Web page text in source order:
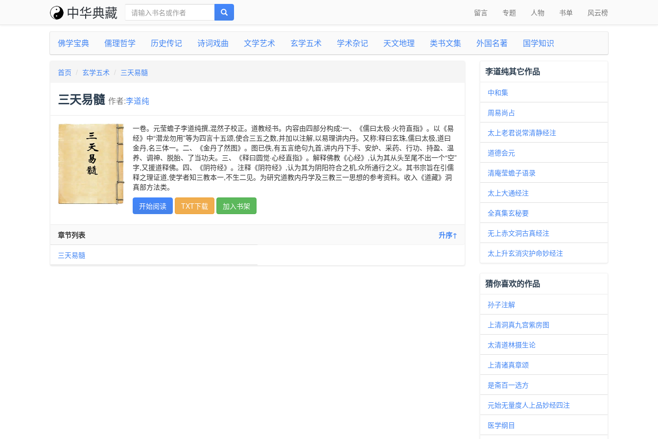
中华典藏 留言 专题 人物 书单 风云榜
佛学宝典 儒理哲学 历史传记 诗词戏曲 文学艺术 玄学五术 学术杂记 天文地理 类书文集 外国名著 国学知识
首页 玄学五术 三天易髓
三天易髓 作者:李道纯
一卷。元莹蟾子李道纯撰,混然子校正。道教经书。内容由四部分构成:一、《儒曰太极·火符直指》。以《易
经》中“潜龙勿用”等为四言十五颂,使合三五之数,并加以注解,以易理讲内丹。又称:释曰玄珠,儒曰太极,道曰
金丹,名三体一。二、《金丹了然图》。图已佚,有五言绝句九首,讲内丹下手、安炉、采药、行功、持盈、温
养、调神、脱胎、了当功夫。三、《释曰圆觉·心经直指》。解释佛教《心经》,认为其从头至尾不出一个“空”
字,又援道释佛。四、《阴符经》。注释《阴符经》,认为其为阴阳符合之机,众所通行之义。其书宗旨在引儒
释之理证道,使学者知三教本一,不生二见。为研究道教内丹学及三教三一思想的参考资料。收入《道藏》洞
真部方法类。
开始阅读
TXT下载 加入书架
章节列表 升序↑
三天易髓
李道纯其它作品
中和集
周易尚占
太上老君说常清静经注
道德会元
清庵莹蟾子语录
太上大通经注
全真集玄秘要
无上赤文洞古真经注
太上升玄消灾护命妙经注
猜你喜欢的作品
孙子注解
上清洞真九宫紫房图
太清道林摄生论
上清诸真章颂
是斋百一选方
元始无量度人上品妙经四注
医学纲目